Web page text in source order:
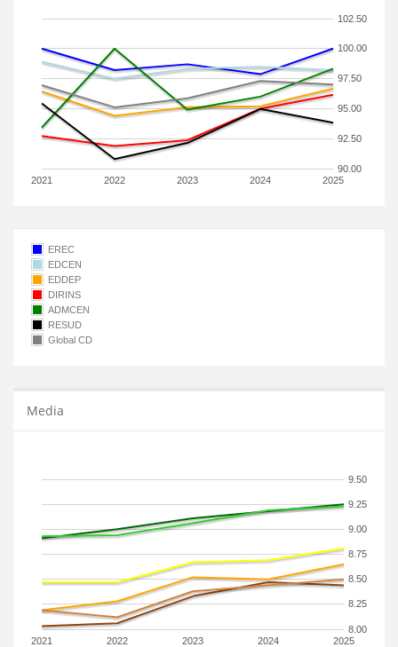
2021 2022 2023 2024 2025
90.00
92.50
95.00
97.50
100.00
102.50
EREC
EDCEN
EDDEP
DIRINS
ADMCEN
RESUD
Global CD
Media
2021 2022 2023 2024 2025
8.00
8.25
8.50
8.75
9.00
9.25
9.50